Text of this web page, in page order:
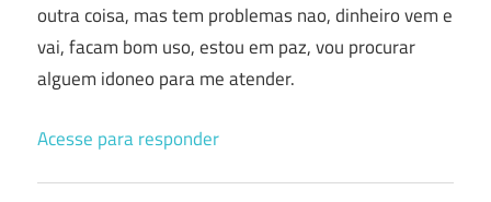
outra coisa, mas tem problemas nao, dinheiro vem e
vai, facam bom uso, estou em paz, vou procurar
alguem idoneo para me atender.
Acesse para responder